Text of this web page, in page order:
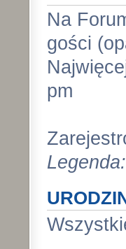
Na
gości
pm